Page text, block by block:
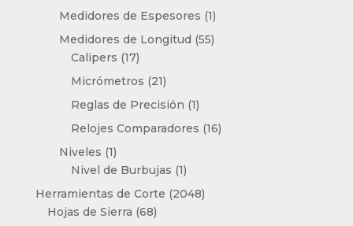
productos
Medidores de Espesores 11
producto
Medidores de Longitud 5555
Calipers 1717
productos
Micrómetros 2121
productos
Reglas de Precisión 11
producto
Relojes Comparadores 1616
Niveles 11
producto
Nivel de Burbujas 11
producto
Herramientas de Corte 20482048
Hojas de Sierra 6868